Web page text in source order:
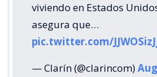
viviendo en Estados
asegura que…
pic.twitter.com/
— Clarín (@clarincom)